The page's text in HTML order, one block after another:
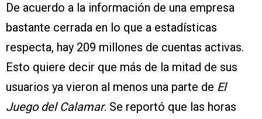
De acuerdo a la información de una empresa
bastante cerrada en lo que a estadísticas
respecta, hay 209 millones de cuentas activas.
Esto quiere decir que más de la mitad de sus
usuarios ya vieron al menos una parte de El
Juego del Calamar. Se reportó que las horas